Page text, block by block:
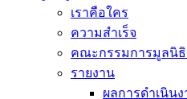
เราคือใคร
ความสำเร็จ
คณะกรรมการมูลนิธิ
รายงาน
ผลการดำเนิน